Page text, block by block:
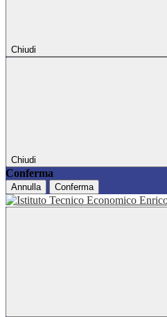
Chiudi
Chiudi
Conferma
Annulla Conferma